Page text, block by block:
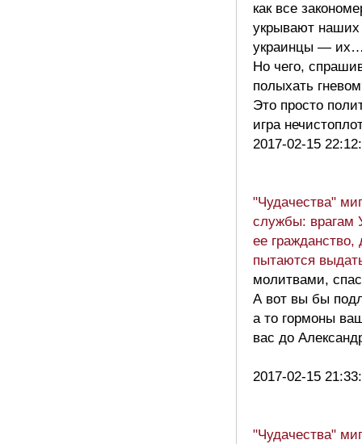
как все
укрывают наших
украинцы —
Но чего,
полыхать
Это просто
игра
2017-02-15
"Чудачества"
службы: врагам
ее гражданство,
пытаются
молитвами,
А вот вы бы
а то гормоны
вас до
2017-02-15
"Чудачества"